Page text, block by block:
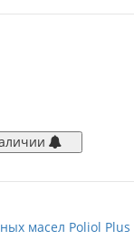
масел Poliol